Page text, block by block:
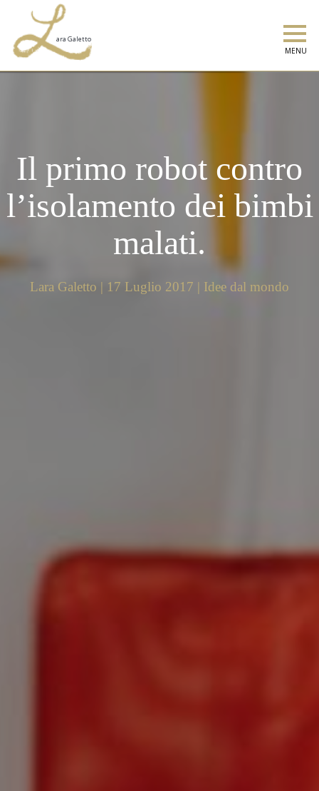
MENU
Il primo robot contro
l’isolamento dei bimbi
malati.
Lara Galetto | 17 Luglio 2017 | Idee dal mondo